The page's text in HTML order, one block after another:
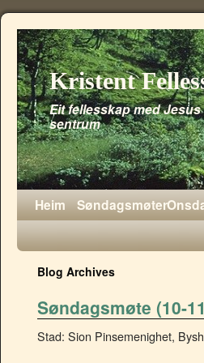
Kristent
Eit fellesskap med Jesus
sentrum
Heim Søndagsmøter
Blog Archives
Søndagsmøte (10-
Stad: Sion Pinsemenighet,